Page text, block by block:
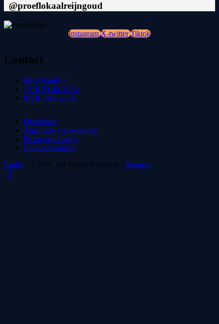
@proeflokaalreijngoud
Instagram X-twitter Tiktok
Contact
Info@fanily.nl
+316 23 40 33 34
KVK: 91952379
Disclaimer
Algemene voorwaarden
Privacyverklaring
Cookiestatement
Fanily | © 2026. All Rights Reserved. | Sitemap